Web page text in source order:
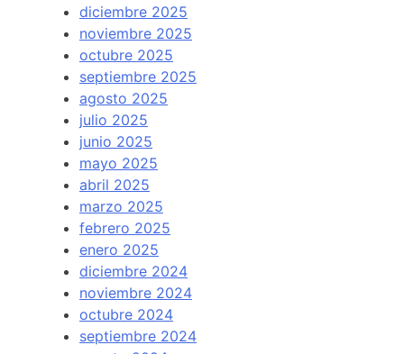
diciembre 2025
noviembre 2025
octubre 2025
septiembre 2025
agosto 2025
julio 2025
junio 2025
mayo 2025
abril 2025
marzo 2025
febrero 2025
enero 2025
diciembre 2024
noviembre 2024
octubre 2024
septiembre 2024